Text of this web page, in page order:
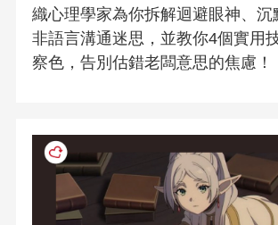
織心理學家為你拆解迴避眼神、沉
非語言溝通迷思，並教你4個實用
察色，告別估錯老闆意思的焦慮！